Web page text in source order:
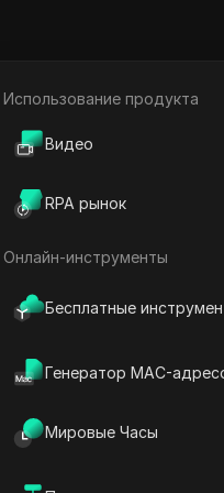
Электронная коммерция
Использование продукта
Видео
RPA рынок
Онлайн-инструменты
Бесплатные
Генератор MAC-
Мировые Часы
6
Play Video:6